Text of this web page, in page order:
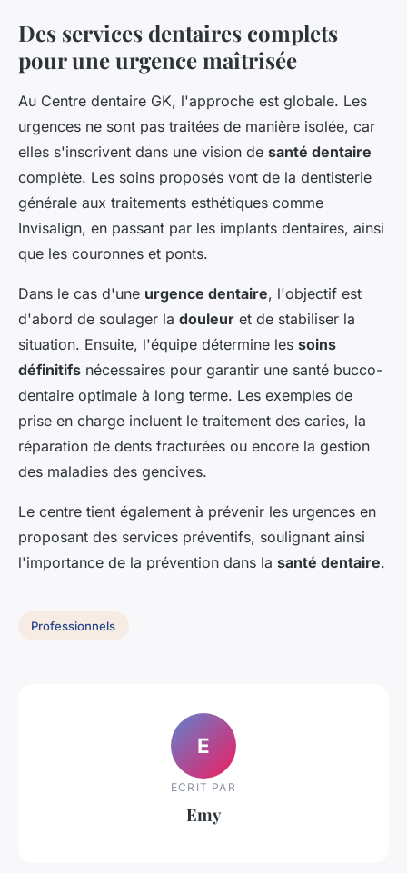
Des services dentaires complets
pour une urgence maîtrisée
Au Centre dentaire GK, l'approche est globale. Les
urgences ne sont pas traitées de manière isolée, car
elles s'inscrivent dans une vision de santé dentaire
complète. Les soins proposés vont de la dentisterie
générale aux traitements esthétiques comme
Invisalign, en passant par les implants dentaires, ainsi
que les couronnes et ponts.
Dans le cas d'une urgence dentaire, l'objectif est
d'abord de soulager la douleur et de stabiliser la
situation. Ensuite, l'équipe détermine les soins
définitifs nécessaires pour garantir une santé bucco-
dentaire optimale à long terme. Les exemples de
prise en charge incluent le traitement des caries, la
réparation de dents fracturées ou encore la gestion
des maladies des gencives.
Le centre tient également à prévenir les urgences en
proposant des services préventifs, soulignant ainsi
l'importance de la prévention dans la santé dentaire.
Professionnels
E
ECRIT PAR
Emy